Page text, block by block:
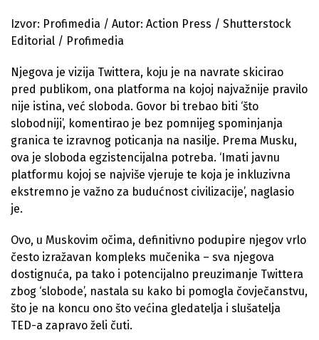
Izvor: Profimedia / Autor: Action Press / Shutterstock
Editorial / Profimedia
Njegova je vizija Twittera, koju je na navrate skicirao
pred publikom, ona platforma na kojoj najvažnije pravilo
nije istina, već sloboda. Govor bi trebao biti ‘što
slobodniji’, komentirao je bez pomnijeg spominjanja
granica te izravnog poticanja na nasilje. Prema Musku,
ova je sloboda egzistencijalna potreba. ‘Imati javnu
platformu kojoj se najviše vjeruje te koja je inkluzivna
ekstremno je važno za budućnost civilizacije’, naglasio
je.
Ovo, u Muskovim očima, definitivno podupire njegov vrlo
često izražavan kompleks mučenika – sva njegova
dostignuća, pa tako i potencijalno preuzimanje Twittera
zbog ‘slobode’, nastala su kako bi pomogla čovječanstvu,
što je na koncu ono što većina gledatelja i slušatelja
TED-a zapravo želi čuti.